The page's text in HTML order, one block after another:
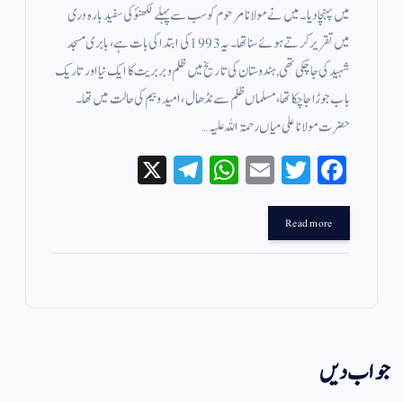
میں پہنچا دیا۔ میں نے مولانا مرحوم کو سب سے پہلے لکھنؤ کی سفید بارہ دری
میں تقریر کرتے ہوئے سنا تھا۔ یہ 1993 کی ابتدا کی بات ہے، بابری مسجد
شہید کی جا چکی تھی, ہندوستان کی تاریخ میں ظلم و بربریت کا ایک نیا اور تاریک
باب جوڑا جا چکا تھا، مسلماں ظلم سے نڈھال، امید و بیم کی حالت میں تھا۔
حضرت مولانا علی میاں رحمۃ اللہ علیہ…
Fa
ce
bo
ok
T
wi
r
E
m
W
ha
Te
le
Read more
جواب دیں